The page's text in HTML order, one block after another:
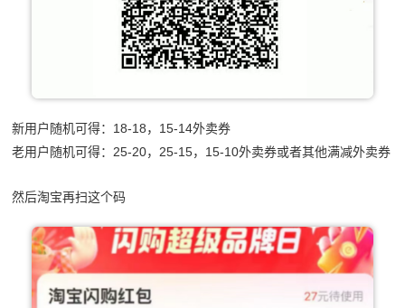
新用户随机可得：18-18，15-14外卖券
老用户随机可得：25-20，25-15，15-10外卖券或者其他满减外卖券
然后淘宝再扫这个码